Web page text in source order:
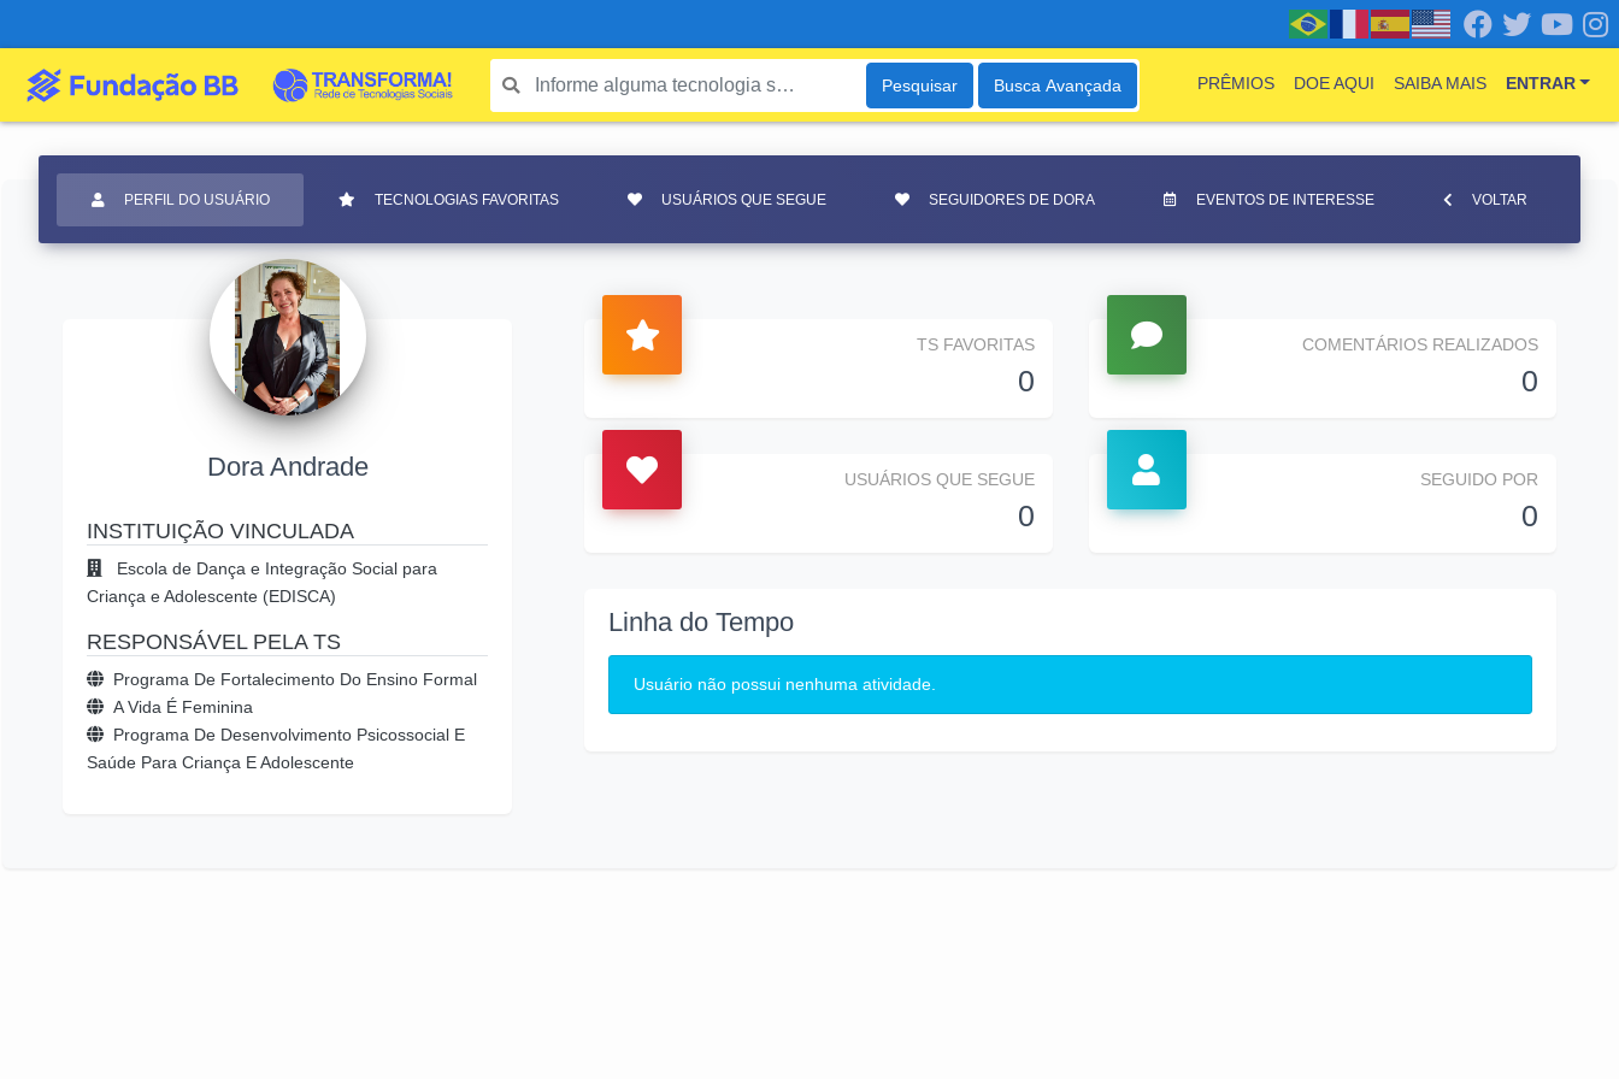
Pesquisar Busca Avançada PRÊMIOS DOE AQUI SAIBA MAIS ENTRAR
PERFIL DO USUÁRIO TECNOLOGIAS FAVORITAS USUÁRIOS QUE SEGUE SEGUIDORES DE DORA EVENTOS DE INTERESSE VOLTAR
Dora Andrade
INSTITUIÇÃO VINCULADA
Escola de Dança e Integração Social para
Criança e Adolescente (EDISCA)
RESPONSÁVEL PELA TS
Programa De Fortalecimento Do Ensino Formal
A Vida É Feminina
Programa De Desenvolvimento Psicossocial E
Saúde Para Criança E Adolescente
TS FAVORITAS
0
COMENTÁRIOS REALIZADOS
0
USUÁRIOS QUE SEGUE
0
SEGUIDO POR
0
Linha do Tempo
Usuário não possui nenhuma atividade.